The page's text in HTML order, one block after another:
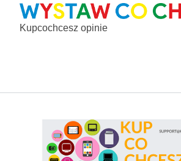
Kupcochcesz opinie